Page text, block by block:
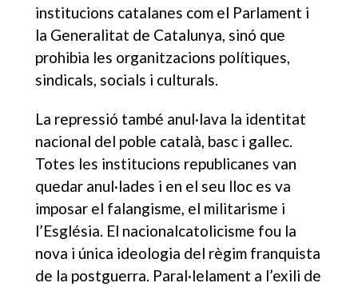
institucions catalanes com el Parlament i
la Generalitat de Catalunya, sinó que
prohibia les organitzacions polítiques,
sindicals, socials i culturals.
La repressió també anul·lava la identitat
nacional del poble català, basc i gallec.
Totes les institucions republicanes van
quedar anul·lades i en el seu lloc es va
imposar el falangisme, el militarisme i
l’Església. El nacionalcatolicisme fou la
nova i única ideologia del règim franquista
de la postguerra. Paral·lelament a l’exili de